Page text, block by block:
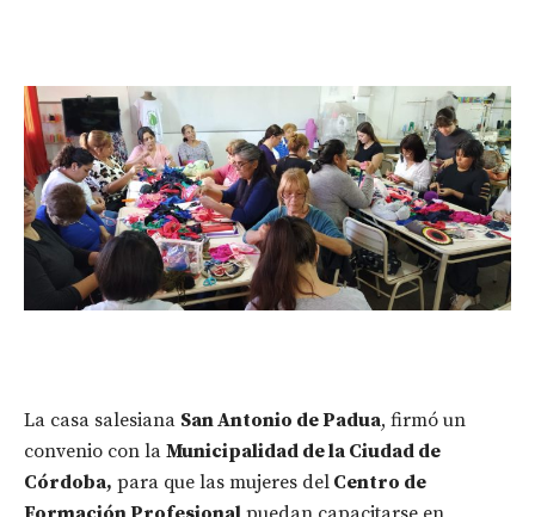
La casa salesiana San Antonio de Padua, firmó un
convenio con la Municipalidad de la Ciudad de
Córdoba, para que las mujeres del Centro de